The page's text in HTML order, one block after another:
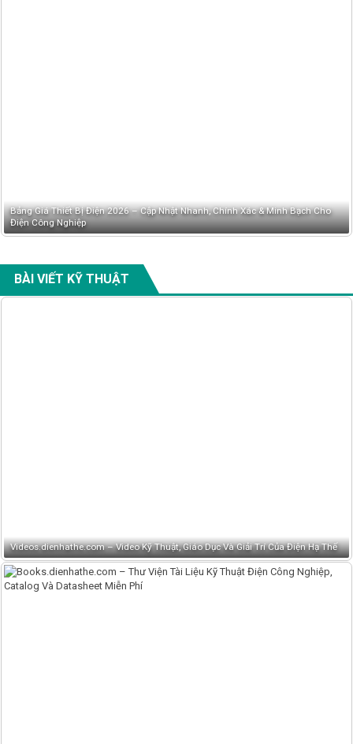
Bảng Giá Thiết Bị Điện 2026 – Cập Nhật Nhanh, Chính Xác & Minh Bạch Cho
Điện Công Nghiệp
BÀI VIẾT KỸ THUẬT
Videos.dienhathe.com – Video Kỹ Thuật, Giáo Dục Và Giải Trí Của Điện Hạ Thế